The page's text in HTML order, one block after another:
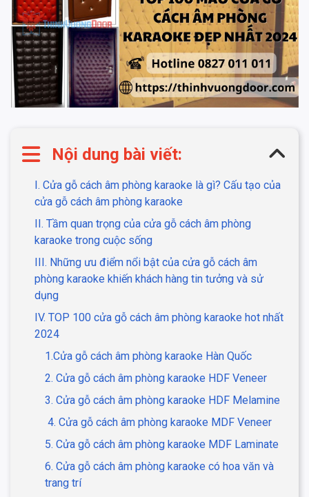
Nội dung bài viết:
I. Cửa gỗ cách âm phòng karaoke là gì? Cấu tạo của
cửa gỗ cách âm phòng karaoke
II. Tầm quan trọng của cửa gỗ cách âm phòng
karaoke trong cuộc sống
III. Những ưu điểm nổi bật của cửa gỗ cách âm
phòng karaoke khiến khách hàng tin tưởng và sử
dụng
IV. TOP 100 cửa gỗ cách âm phòng karaoke hot nhất
2024
1.Cửa gỗ cách âm phòng karaoke Hàn Quốc
2. Cửa gỗ cách âm phòng karaoke HDF Veneer
3. Cửa gỗ cách âm phòng karaoke HDF Melamine
4. Cửa gỗ cách âm phòng karaoke MDF Veneer
5. Cửa gỗ cách âm phòng karaoke MDF Laminate
6. Cửa gỗ cách âm phòng karaoke có hoa văn và
trang trí